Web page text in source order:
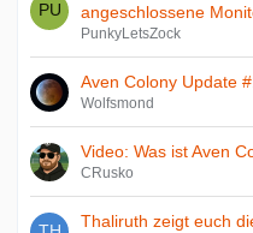
angeschlossene
PunkyLetsZock
Aven Colony Update
Wolfsmond
Video: Was ist Aven
CRusko
Thaliruth zeigt euch